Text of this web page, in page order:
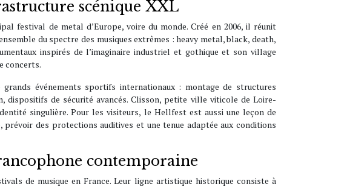
scénique XXL
festival de metal d’Europe, voire du monde. Créé en 2006, il réunit
du spectre des musiques extrêmes : heavy metal, black, death,
inspirés de l’imaginaire industriel et gothique et son village
concerts.
événements sportifs internationaux : montage de structures
dispositifs de sécurité avancés. Clisson, petite ville viticole de Loire-
singulière. Pour les visiteurs, le Hellfest est aussi une leçon de
des protections auditives et une tenue adaptée aux conditions
contemporaine
de musique en France. Leur ligne artistique historique consiste à